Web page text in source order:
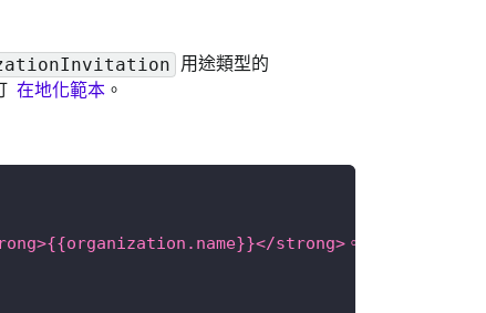
用途類型的
在地化範本 。
strong>。</p><p>點擊這